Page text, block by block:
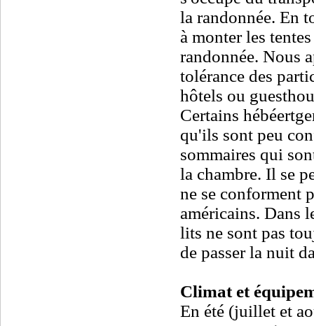
la randonnée. En
à monter les
randonnée. Nous
tolérance des
hôtels ou
Certains
qu'ils sont peu
sommaires qui
la chambre. Il se
ne se conforment
américains. Dans
lits ne sont pas
de passer la nuit
Climat et
En été (juillet et